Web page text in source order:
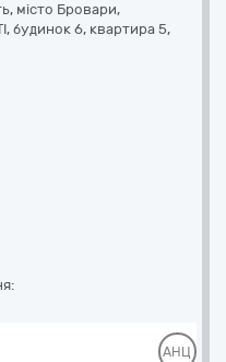
, місто Бровари,
будинок 6, квартира 5,
АНЦ